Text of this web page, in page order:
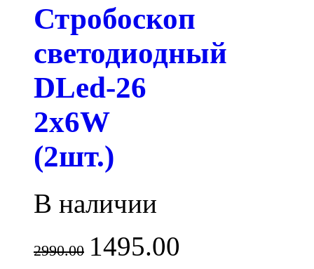
Стробоскоп
светодиодный
DLed-26
2x6W
(2шт.)
В наличии
2990.00 1495.00